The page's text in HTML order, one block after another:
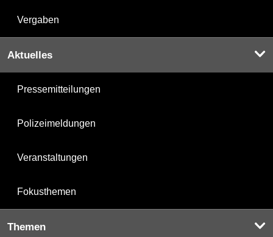
Vergaben
Aktuelles
Pressemitteilungen
Polizeimeldungen
Veranstaltungen
Fokusthemen
Themen